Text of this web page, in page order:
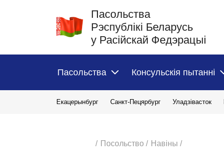
Пасольства
Рэспублiкi Беларусь
у Расiйскай Федэрацыi
Пасольства Консульскiя пытаннi
Екацерынбург Санкт-Пецярбург Уладзівасток
/ Посольство / Навіны /